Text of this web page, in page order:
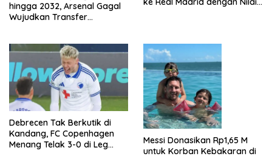
hingga 2032, Arsenal Gagal
Wujudkan Transfer
Debrecen Tak Berkutik di
Kandang, FC Copenhagen
Menang Telak 3-0 di Leg
Messi Donasikan Rp1,65 M
untuk Korban Kebakaran di